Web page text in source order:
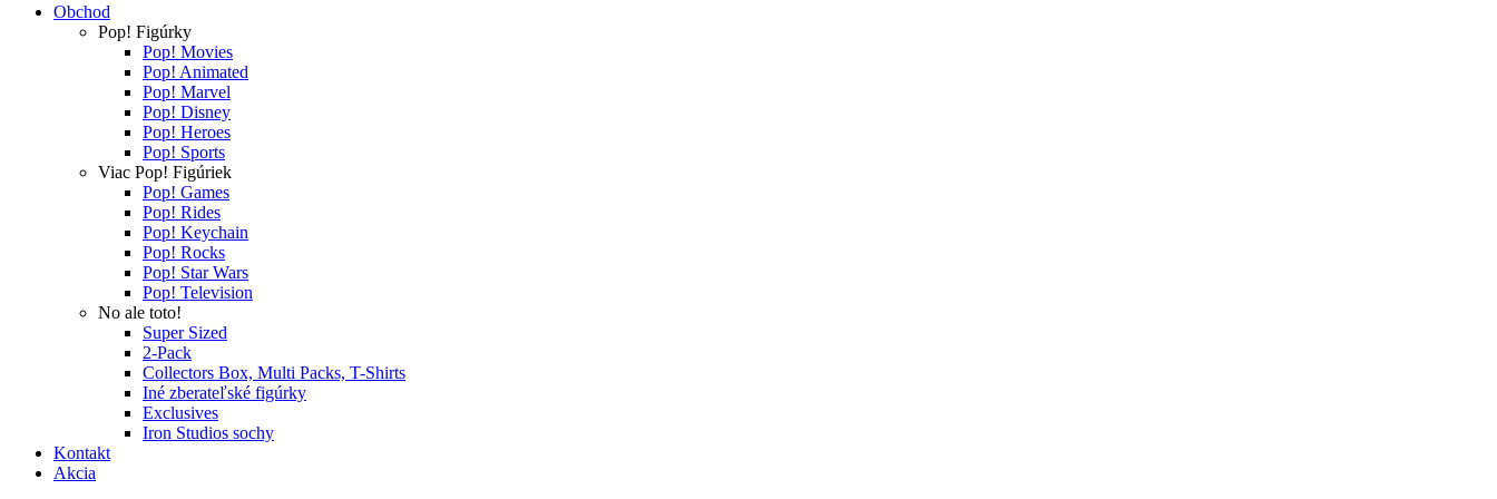
Obchod
Pop! Figúrky
Pop! Movies
Pop! Animated
Pop! Marvel
Pop! Disney
Pop! Heroes
Pop! Sports
Viac Pop! Figúriek
Pop! Games
Pop! Rides
Pop! Keychain
Pop! Rocks
Pop! Star Wars
Pop! Television
No ale toto!
Super Sized
2-Pack
Collectors Box, Multi Packs, T-Shirts
Iné zberateľské figúrky
Exclusives
Iron Studios sochy
Kontakt
Akcia